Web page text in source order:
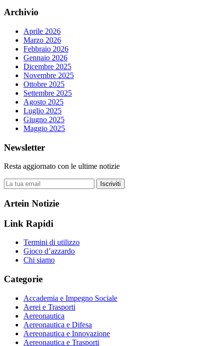
Archivio
Aprile 2026
Marzo 2026
Febbraio 2026
Gennaio 2026
Dicembre 2025
Novembre 2025
Ottobre 2025
Settembre 2025
Agosto 2025
Luglio 2025
Giugno 2025
Maggio 2025
Newsletter
Resta aggiornato con le ultime notizie
Iscriviti
Artein Notizie
Link Rapidi
Termini di utilizzo
Gioco d’azzardo
Chi siamo
Categorie
Accademia e Impegno Sociale
Aerei e Trasporti
Aereonautica
Aereonautica e Difesa
Aereonautica e Innovazione
Aereonautica e Trasporti